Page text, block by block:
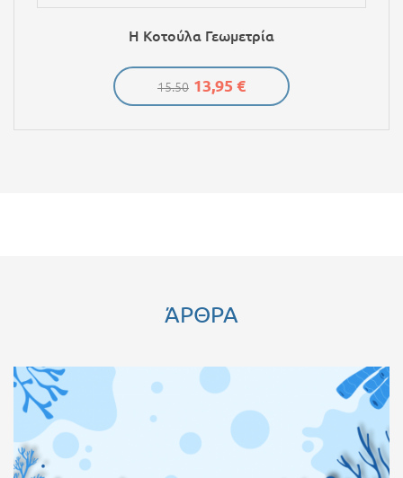
Η Κοτούλα Γεωμετρία
15.50 13,95 €
ΆΡΘΡΑ